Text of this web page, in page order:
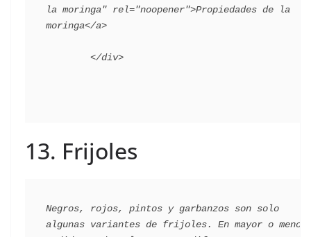
la moringa" rel="noopener">Propiedades de la
moringa</a>
13. Frijoles
Negros, rojos, pintos y garbanzos son solo
algunas variantes de frijoles. En mayor o menor